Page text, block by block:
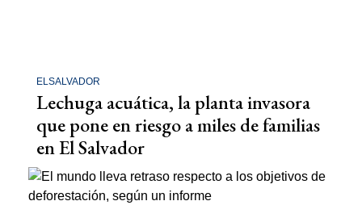
ELSALVADOR
Lechuga acuática, la planta invasora
que pone en riesgo a miles de familias
en El Salvador